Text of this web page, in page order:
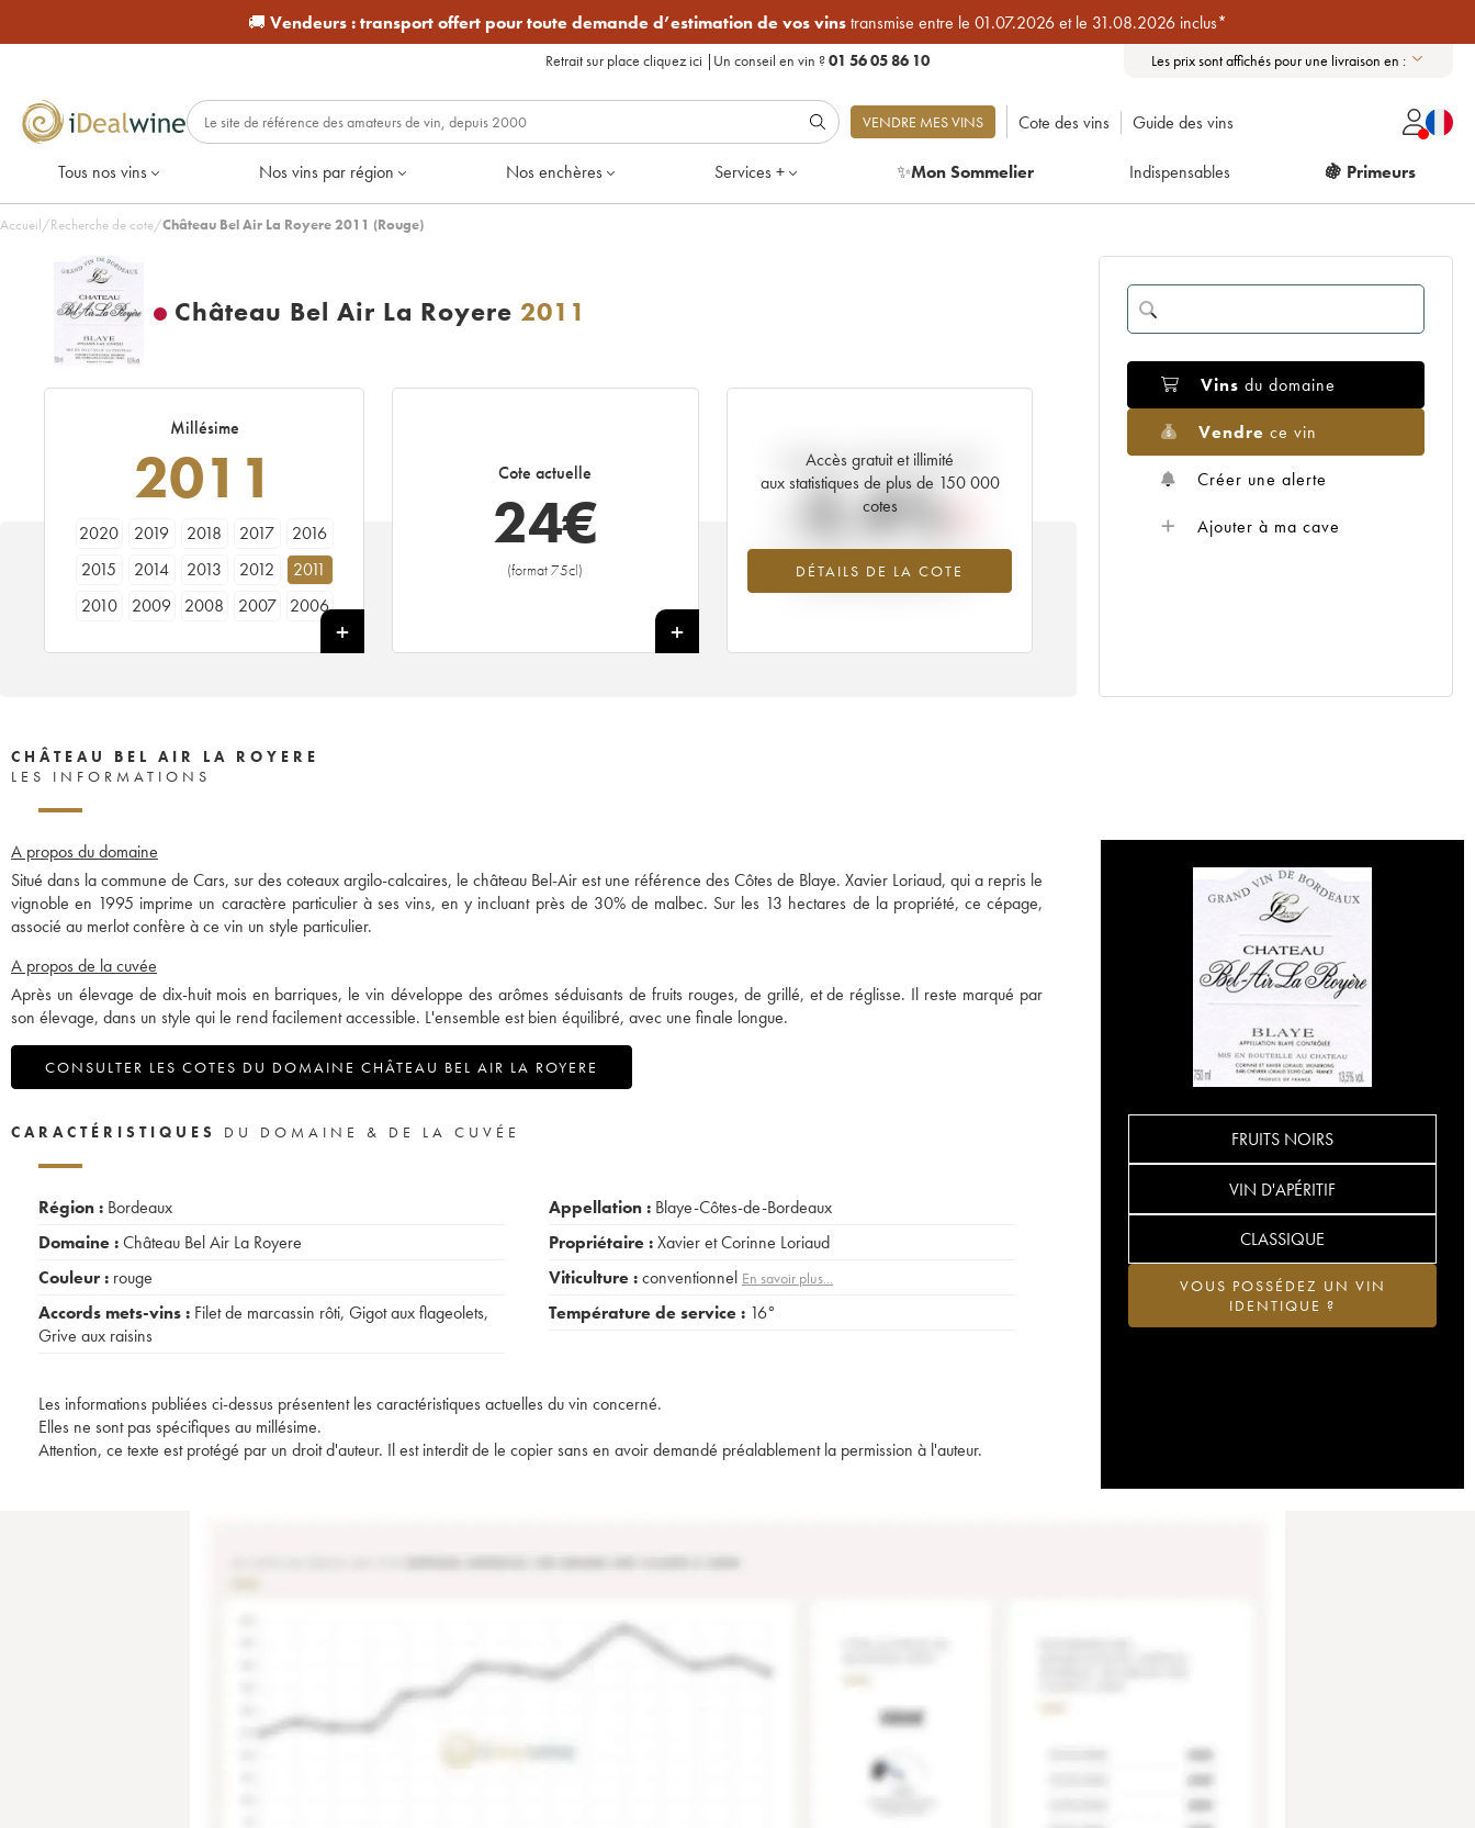
🚚 Vendeurs :transport offert pour toute demande d’estimation de vos vinstransmise entre le 01.07.2026 et le 31.08.2026 inclus*
Retrait sur place cliquez ici | Un conseil en vin ?01 56 05 86 10 Les prix sont affichés pour une livraison en :
VENDRE MES VINS Cote des vins Guide des vins
Tous nos vins Nos vins par région Nos enchères Services + ✨Mon Sommelier Indispensables 🍇 Primeurs
Accueil/Recherche de cote/Château Bel Air La Royere 2011 (Rouge)
Château Bel Air La Royere 2011
Millésime
2011
2020 2019 2018 2017
2016
2015
2014 2013 2012
2011
2010
2009 2008 2007
2006
Cote actuelle
24€
(format 75cl)
+
Accès gratuit et illimité
aux statistiques de plus de 150 000
cotes
DÉTAILS DE LA COTE
Tendance actuelle de la cote
-2.4%
Tendance à la baisse du millésime 2011
en 2026 par rapport à 2025
Vins du domaine
Vendre ce vin
Créer une alerte
Ajouter à ma cave
CHÂTEAU BEL AIR LA ROYERE
LES INFORMATIONS
A propos du domaine
Situé dans la commune de Cars, sur des coteaux argilo-calcaires, le château Bel-Air est une référence des Côtes de Blaye. Xavier Loriaud, qui a repris le
vignoble en 1995 imprime un caractère particulier à ses vins, en y incluant près de 30% de malbec. Sur les 13 hectares de la propriété, ce cépage,
associé au merlot confère à ce vin un style particulier.
A propos de la cuvée
Après un élevage de dix-huit mois en barriques, le vin développe des arômes séduisants de fruits rouges, de grillé, et de réglisse. Il reste marqué par
son élevage, dans un style qui le rend facilement accessible. L'ensemble est bien équilibré, avec une finale longue.
CONSULTER LES COTES DU DOMAINE CHÂTEAU BEL AIR LA ROYERE
FRUITS NOIRS
VIN D'APÉRITIF
CLASSIQUE
VOUS POSSÉDEZ UN VIN
IDENTIQUE ?
CARACTÉRISTIQUES DU DOMAINE & DE LA CUVÉE
Région : Bordeaux
Domaine :Château Bel Air La Royere
Couleur : rouge
Accords mets-vins : Filet de marcassin rôti, Gigot aux flageolets,
Grive aux raisins
Appellation : Blaye-Côtes-de-Bordeaux
Propriétaire :Xavier et Corinne Loriaud
Viticulture :conventionnel En savoir plus...
Température de service : 16°
Les informations publiées ci-dessus présentent les caractéristiques actuelles du vin concerné.
Elles ne sont pas spécifiques au millésime.
Attention, ce texte est protégé par un droit d'auteur. Il est interdit de le copier sans en avoir demandé préalablement la permission à l'auteur.